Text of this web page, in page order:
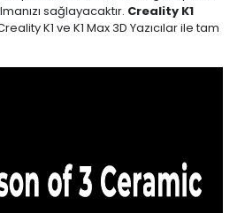
sağlayacaktır. Creality K1
K1 ve K1 Max 3D Yazıcılar ile tam